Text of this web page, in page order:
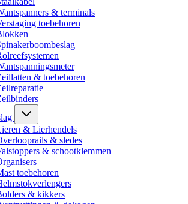
& terminals
toebehoren
& toebehoren
& Lierhendels
& sledes
& schootklemmen
toebehoren
& kikkers